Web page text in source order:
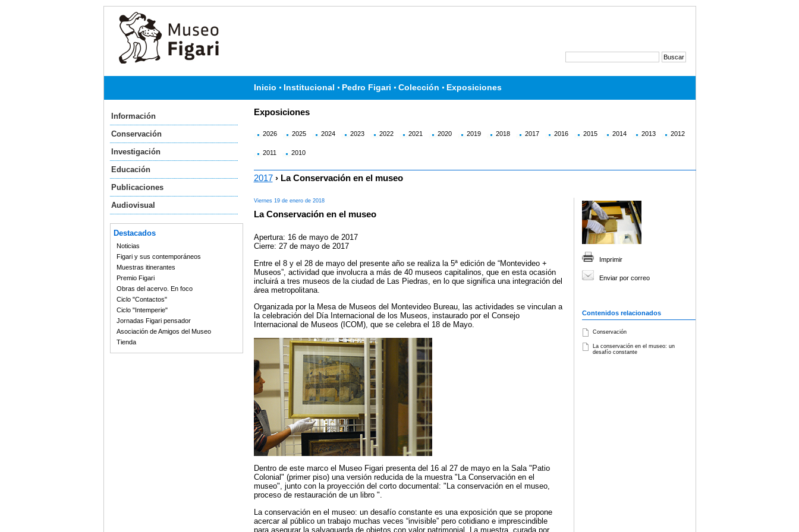
Inicio Institucional Pedro Figari Colección Exposiciones
Información
Conservación
Investigación
Educación
Publicaciones
Audiovisual
Destacados
Noticias
Figari y sus contemporáneos
Muestras itinerantes
Premio Figari
Obras del acervo. En foco
Ciclo "Contactos"
Ciclo "Intemperie"
Jornadas Figari pensador
Asociación de Amigos del Museo
Tienda
Exposiciones
2026 2025 2024 2023 2022 2021 2020 2019 2018 2017 2016 2015 2014 2013 2012
2011 2010
2017› La Conservación en el museo
Viernes 19 de enero de 2018
La Conservación en el museo
Apertura: 16 de mayo de 2017
Cierre: 27 de mayo de 2017
Entre el 8 y el 28 de mayo del presente año se realiza la 5ª edición de “Montevideo +
Museos”, actividad que involucra a más de 40 museos capitalinos, que en esta ocasión
incluirá a tres museos de la ciudad de Las Piedras, en lo que significa una integración del
área metropolitana.
Organizada por la Mesa de Museos del Montevideo Bureau, las actividades se vinculan a
la celebración del Día Internacional de los Museos, instaurado por el Consejo
Internacional de Museos (ICOM), que se celebra el 18 de Mayo.
Dentro de este marco el Museo Figari presenta del 16 al 27 de mayo en la Sala "Patio
Colonial" (primer piso) una versión reducida de la muestra "La Conservación en el
museo", junto con la proyección del corto documental: "La conservación en el museo,
proceso de restauración de un libro ".
La conservación en el museo: un desafío constante es una exposición que se propone
acercar al público un trabajo muchas veces “invisible” pero cotidiano e imprescindible
para asegurar la salvaguarda de objetos con valor patrimonial. La muestra, curada por
Imprimir
Enviar por correo
Contenidos relacionados
Conservación
La conservación en el museo: un
desafío constante